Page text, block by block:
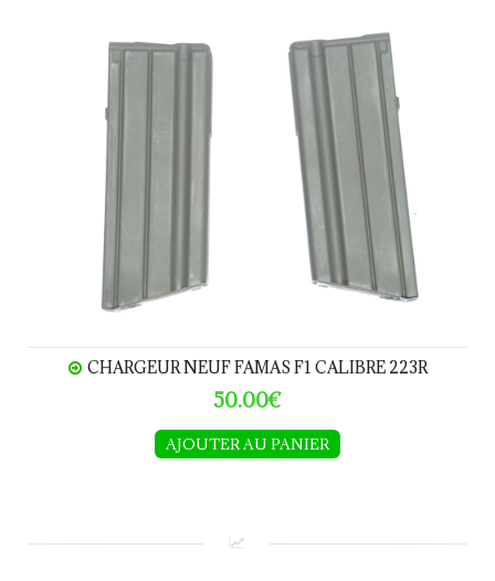
CHARGEUR NEUF FAMAS F1 CALIBRE 223R
50.00€
AJOUTER AU PANIER